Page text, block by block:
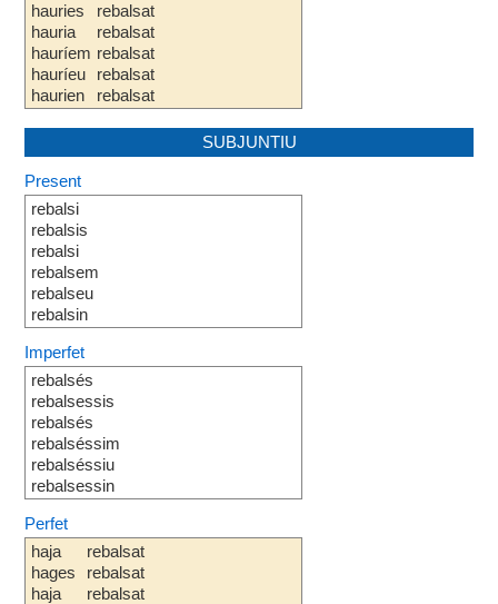
hauries
hauria
hauríem
hauríeu
haurien
rebalsat
rebalsat
rebalsat
rebalsat
rebalsat
SUBJUNTIU
Present
rebalsi
rebalsis
rebalsi
rebalsem
rebalseu
rebalsin
Imperfet
rebalsés
rebalsessis
rebalsés
rebalséssim
rebalséssiu
rebalsessin
Perfet
haja
hages
haja
rebalsat
rebalsat
rebalsat